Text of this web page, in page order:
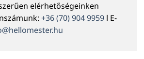
elérhetőségeinken
+36 (70) 904 9959 l E-